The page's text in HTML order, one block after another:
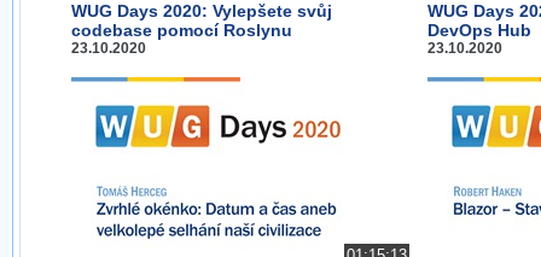
WUG Days 2020: Vylepšete svůj
codebase pomocí Roslynu
23.10.2020
WUG Days
DevOps Hub
23.10.2020